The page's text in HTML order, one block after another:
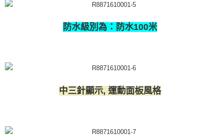
防水級別為：防水100米
中三針顯示, 運動面板風格